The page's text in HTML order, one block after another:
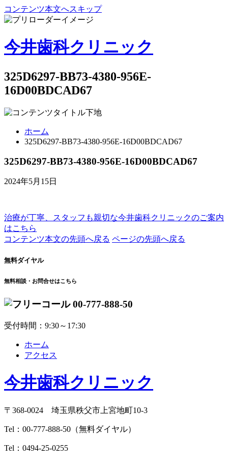
コンテンツ本文へスキップ
今井歯科クリニック
325D6297-BB73-4380-956E-
16D00BDCAD67
ホーム
325D6297-BB73-4380-956E-16D00BDCAD67
325D6297-BB73-4380-956E-16D00BDCAD67
2024年5月15日
治療が丁寧、スタッフも親切な今井歯科クリニックのご案内
はこちら
コンテンツ本文の先頭へ戻る ページの先頭へ戻る
無料ダイヤル
無料相談・お問合せはこちら
00-777-888-50
受付時間：9:30～17:30
ホーム
アクセス
今井歯科クリニック
〒368-0024 埼玉県秩父市上宮地町10-3
Tel： 00-777-888-50 （無料ダイヤル）
Tel： 0494-25-0255